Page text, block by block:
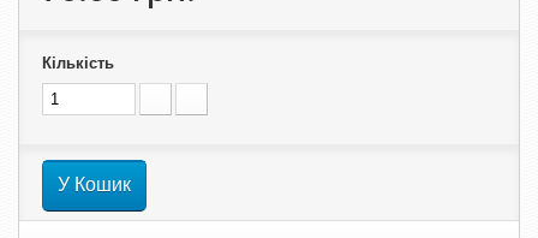
Кількість
У Кошик